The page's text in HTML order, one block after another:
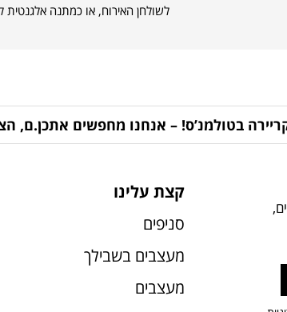
לשולחן האירוח, או כמתנה אלגנטית
בטולמנ’ס! – אנחנו מחפשים אתכן.ם,
קצת עלינו
סניפים
מעצבים בשבילך
מעצבים